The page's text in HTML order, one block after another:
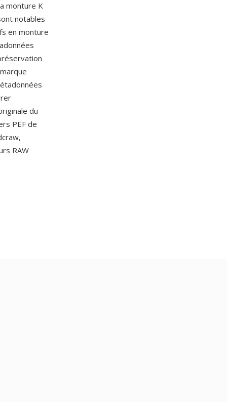
monture K
notables
en monture
du
PEF de
RAW